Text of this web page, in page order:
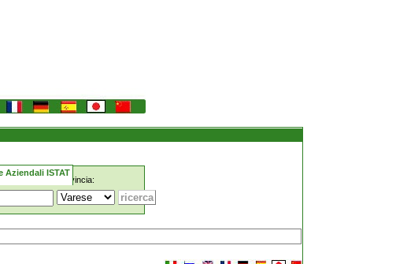
Aziendali ISTAT
Provincia: